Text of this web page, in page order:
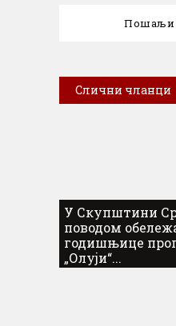
Слични чланци
У Скупштини
поводом
годишњице
„Олуји“...